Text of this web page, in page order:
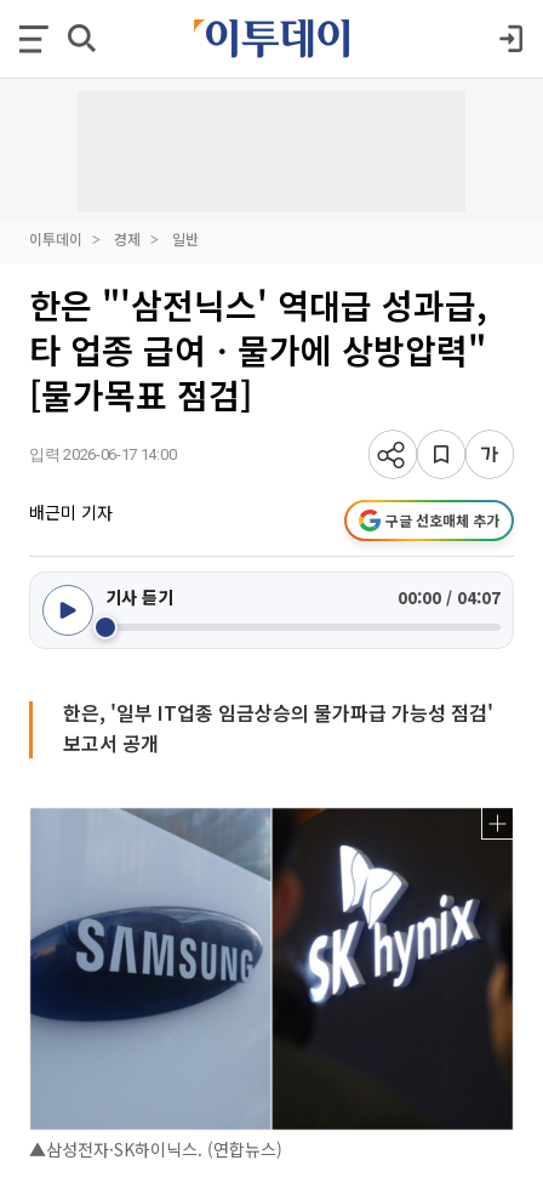
이투데이 경제 일반
한은 "'삼전닉스' 역대급 성과급,
타 업종 급여ㆍ물가에 상방압력"
[물가목표 점검]
입력 2026-06-17 14:00
배근미 기자 구글 선호매체 추가
기사 듣기 00:00 / 04:07
한은, '일부 IT업종 임금상승의 물가파급 가능성 점검'
보고서 공개
▲삼성전자·SK하이닉스. (연합뉴스)